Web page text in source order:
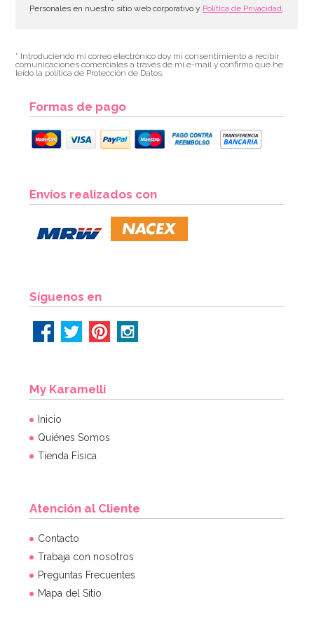
3,00€
Platos Noche de Miedo Halloween 18cm
Personales en nuestro sitio web corporativo y Política de Privacidad.
* Introduciendo mi correo electrónico doy mi consentimiento a recibir
comunicaciones comerciales a través de mi e-mail y confirmo que he
leído la política de Protección de Datos.
Formas de pago
Envíos realizados con
Síguenos en
My Karamelli
Inicio
Quiénes Somos
Tienda Física
Atención al Cliente
Contacto
Trabaja con nosotros
Preguntas Frecuentes
Mapa del Sitio